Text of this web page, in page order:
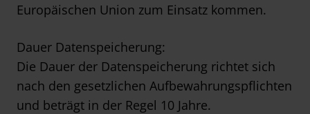
Europäischen Union zum Einsatz kommen.
Dauer Datenspeicherung:
Die Dauer der Datenspeicherung richtet sich
nach den gesetzlichen Aufbewahrungspflichten
und beträgt in der Regel 10 Jahre.